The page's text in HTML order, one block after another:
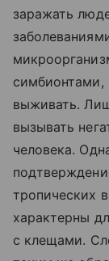
заражать
симбионтами,
выживать.
вызывать
человека.
тропических
характерны
с клещами.